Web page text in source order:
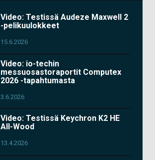
Video: Testissä Audeze Maxwell 2
-pelikuulokkeet
15.6.2026
Video: io-techin
messuosastoraportit Computex
2026 -tapahtumasta
3.6.2026
Video: Testissä Keychron K2 HE
All-Wood
13.4.2026